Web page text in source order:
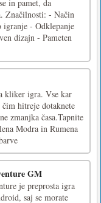
in pamet, da
Značilnosti: - Način
igranje - Odklepanje
dizajn - Pameten
kliker igra. Vse kar
hitreje dotaknete
zmanjka časa.Tapnite
Modra in Rumena
GM
je preprosta igra
saj se morate